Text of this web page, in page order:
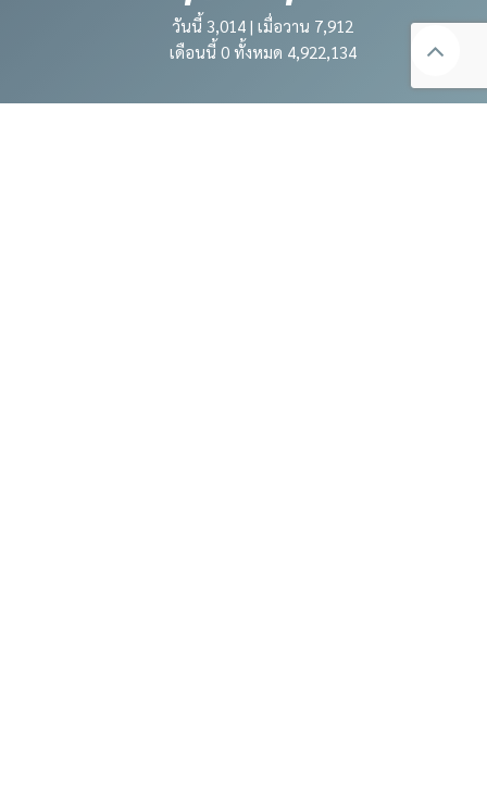
วันนี้ 3,014 | เมื่อวาน 7,912
เดือนนี้ 0 ทั้งหมด 4,922,134